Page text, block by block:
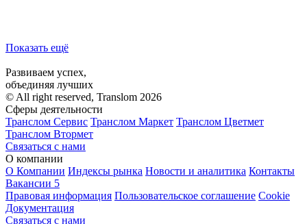
Показать ещё
Развиваем успех,
объединяя лучших
© All right reserved, Translom 2026
Сферы деятельности
Транслом Сервис Транслом Маркет Транслом Цветмет
Транслом Втормет
Связаться с нами
О компании
О Компании Индексы рынка Новости и аналитика Контакты
Вакансии 5
Правовая информация Пользовательское соглашение Cookie
Документация
Связаться с нами